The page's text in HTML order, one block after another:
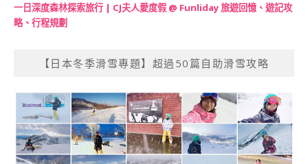
一日深度森林探索旅行 | CJ夫人愛度假 @ Funliday 旅遊回憶、遊記攻
略、行程規劃
【日本冬季滑雪專題】超過50篇自助滑雪攻略